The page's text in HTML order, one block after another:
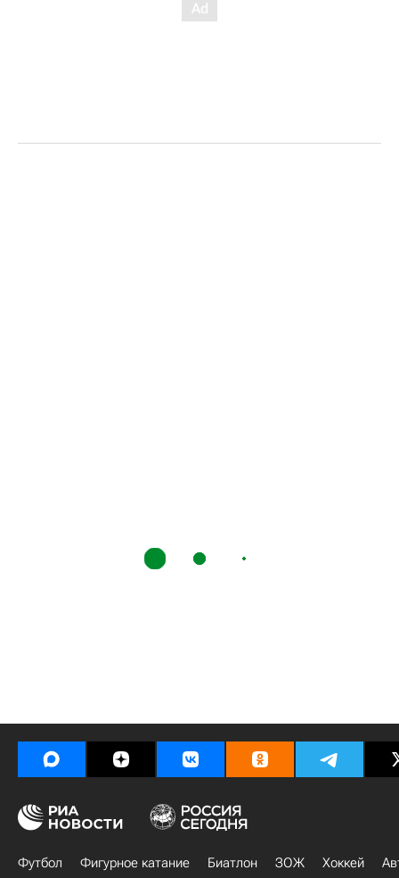
Футбол Фигурное катание Биатлон ЗОЖ Хоккей